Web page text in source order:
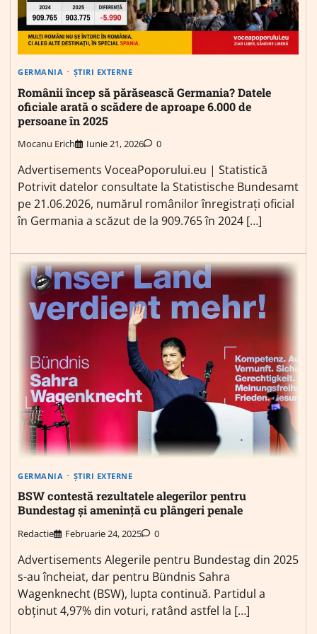
GERMANIA ȘTIRI EXTERNE
Românii încep să părăsească Germania? Datele
oficiale arată o scădere de aproape 6.000 de
persoane în 2025
Mocanu Erich Iunie 21, 2026 0
Advertisements VoceaPoporului.eu | Statistică
Potrivit datelor consultate la Statistische Bundesamt
pe 21.06.2026, numărul românilor înregistrați oficial
în Germania a scăzut de la 909.765 în 2024 […]
GERMANIA ȘTIRI EXTERNE
BSW contestă rezultatele alegerilor pentru
Bundestag și amenință cu plângeri penale
Redactie Februarie 24, 2025 0
Advertisements Alegerile pentru Bundestag din 2025
s-au încheiat, dar pentru Bündnis Sahra
Wagenknecht (BSW), lupta continuă. Partidul a
obținut 4,97% din voturi, ratând astfel la […]